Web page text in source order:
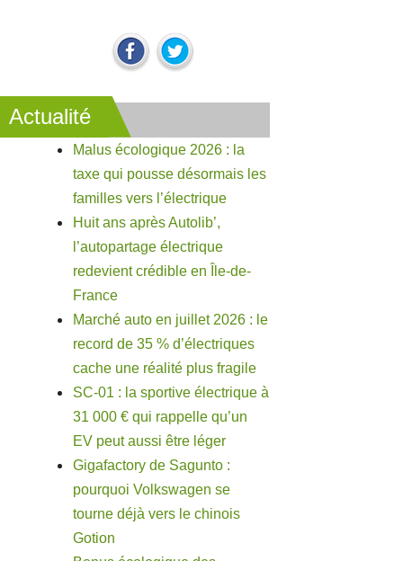
Actualité
Malus écologique 2026 : la
taxe qui pousse désormais les
familles vers l’électrique
Huit ans après Autolib’,
l’autopartage électrique
redevient crédible en Île-de-
France
Marché auto en juillet 2026 : le
record de 35 % d’électriques
cache une réalité plus fragile
SC-01 : la sportive électrique à
31 000 € qui rappelle qu’un
EV peut aussi être léger
Gigafactory de Sagunto :
pourquoi Volkswagen se
tourne déjà vers le chinois
Gotion